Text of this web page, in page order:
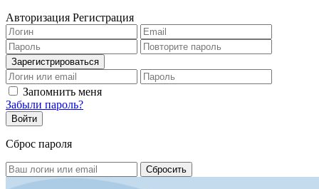
Авторизация Регистрация
Запомнить меня
Забыли пароль?
Сброс пароля